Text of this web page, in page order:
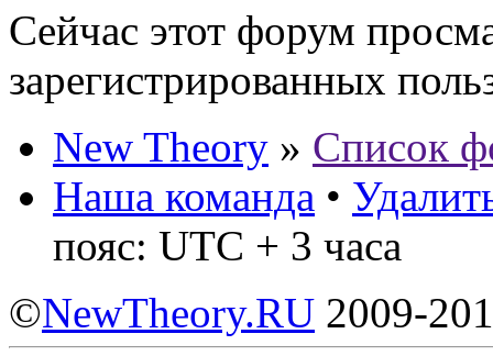
Сейчас этот форум
зарегистрированных
New Theory » Список
Наша команда •
пояс: UTC + 3 часа
©NewTheory.RU 2009-